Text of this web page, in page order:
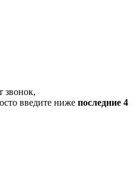
звонок,
введите ниже последние 4